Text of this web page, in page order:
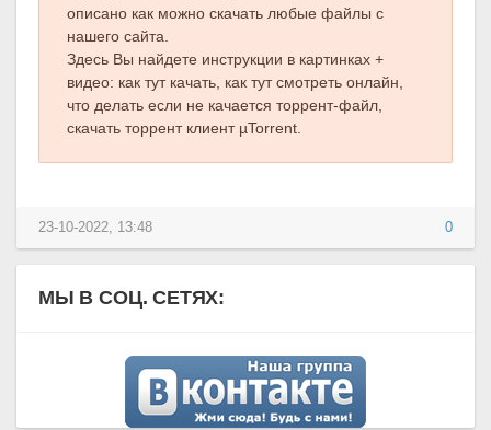
описано как можно скачать любые файлы с
нашего сайта.
Здесь Вы найдете инструкции в картинках +
видео: как тут качать, как тут смотреть онлайн,
что делать если не качается торрент-файл,
скачать торрент клиент µTorrent.
0
23-10-2022, 13:48
МЫ В СОЦ. СЕТЯХ: